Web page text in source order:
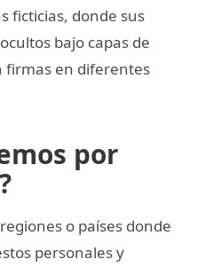
ficticias, donde sus
bajo capas de
firmas en diferentes
por
o países donde
personales y